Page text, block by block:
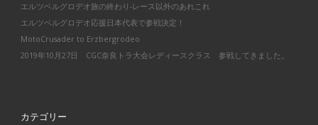
エルツベルグロデオ旅の終わり-レース以外のあれこれ
エルツベルグロデオ応援日本代表で参戦決定！
MotoCrusader to Erzbergrodeo
2019年10月27日 CGC奈良トラ大会レディースクラス 参戦してきました。
カテゴリー